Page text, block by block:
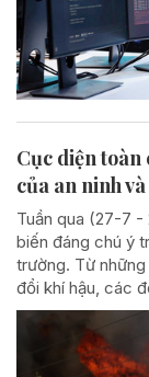
Cục diện
của an ninh
Tuần qua (27-7
biến đáng chú ý
trường. Từ
đổi khí hậu, các